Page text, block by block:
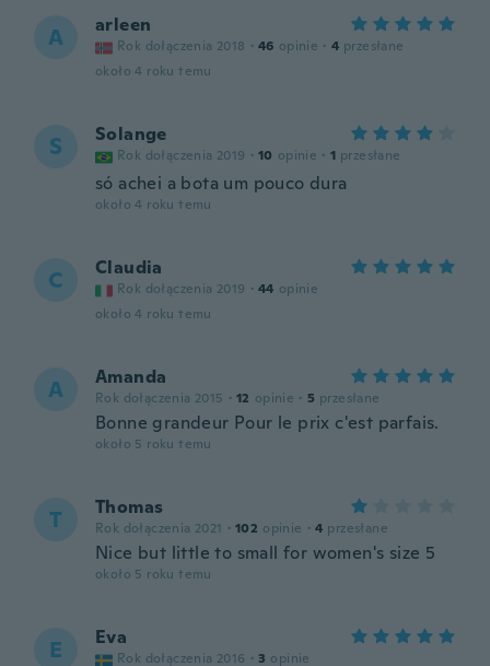
A arleen
Rok dołączenia 2018 · 46 opinie · 4 przesłane
około 4 roku temu
S Solange
Rok dołączenia 2019 · 10 opinie · 1 przesłane
só achei a bota um pouco dura
około 4 roku temu
C Claudia
Rok dołączenia 2019 · 44 opinie
około 4 roku temu
A Amanda
Rok dołączenia 2015 · 12 opinie · 5 przesłane
Bonne grandeur Pour le prix c'est parfais.
około 5 roku temu
T Thomas
Rok dołączenia 2021 · 102 opinie · 4 przesłane
Nice but little to small for women's size 5
około 5 roku temu
E Eva
Rok dołączenia 2016 · 3 opinie